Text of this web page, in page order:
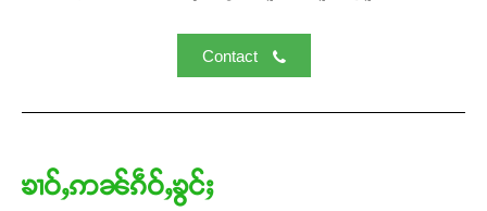
Contact
ၶၢဝ်ႇဢၼ်ၵဵဝ်ႇၶွင်ႈ